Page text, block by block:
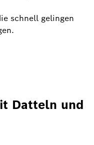
schnell gelingen
Datteln und